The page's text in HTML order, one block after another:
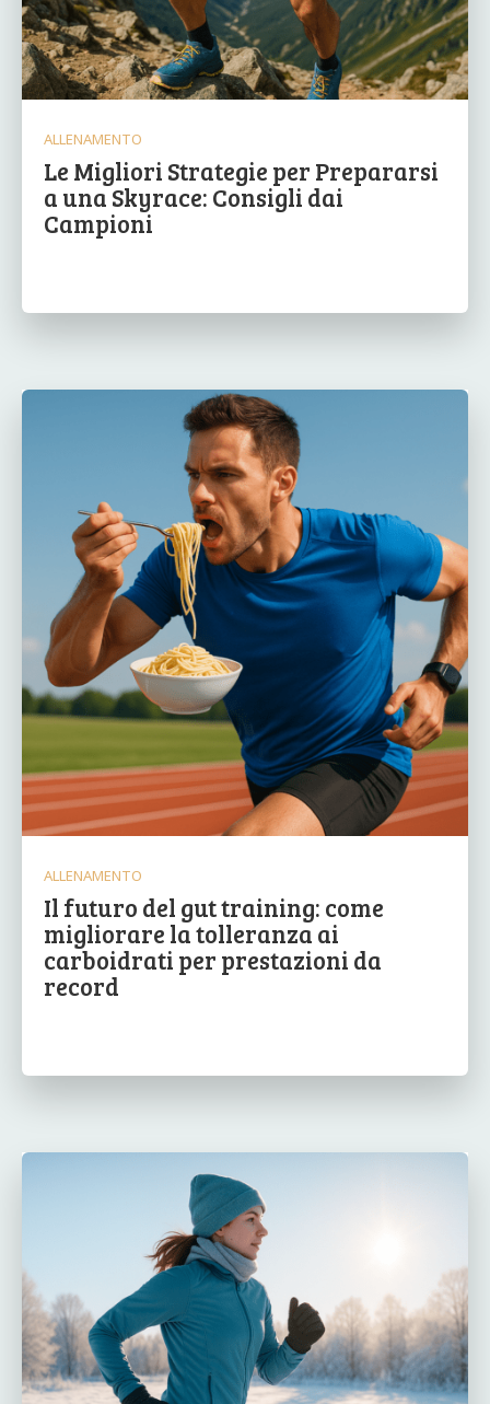
ALLENAMENTO
Le Migliori Strategie per Prepararsi
a una Skyrace: Consigli dai
Campioni
ALLENAMENTO
Il futuro del gut training: come
migliorare la tolleranza ai
carboidrati per prestazioni da
record